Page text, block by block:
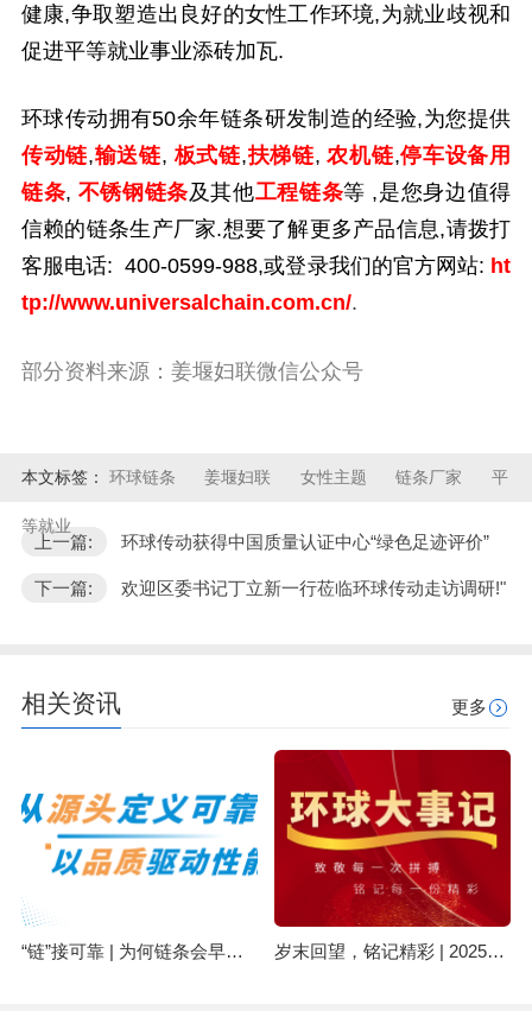
健康,争取塑造出良好的女性工作环境,为就业歧视和
促进平等就业事业添砖加瓦.
环球传动拥有50余年链条研发制造的经验,为您提供
传动链,输送链, 板式链,扶梯链, 农机链,停车设备用
链条, 不锈钢链条及其他工程链条等 ,是您身边值得
信赖的链条生产厂家.想要了解更多产品信息,请拨打
客服电话: 400-0599-988,或登录我们的官方网站: ht
tp://www.universalchain.com.cn/.
部分资料来源：姜堰妇联微信公众号
本文标签： 环球链条 姜堰妇联 女性主题 链条厂家 平
等就业
上一篇: 环球传动获得中国质量认证中心“绿色足迹评价”
下一篇: 欢迎区委书记丁立新一行莅临环球传动走访调研!"
相关资讯 更多
“链”接可靠 | 为何链条会早期失效？可能与原材料有关 岁末回望，铭记精彩 | 2025环球集团精彩回顾